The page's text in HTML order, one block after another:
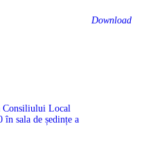
Download
Consiliului Local
sala de ședințe a